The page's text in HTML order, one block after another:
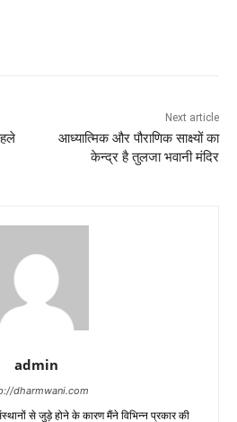
Next article
आध्यात्मिक और पौराणिक साक्ष्यों का
केन्द्र है तुलजा भवानी मंदिर
admin
dharmwani.com
से जुड़े होने के कारण मैंने विभिन्न प्रकार की